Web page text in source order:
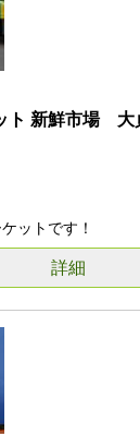
ト 新鮮市場 大
ットです！
詳細